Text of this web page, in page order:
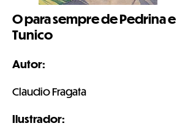
O para sempre de Pedrina e
Tunico
Autor:
Claudio Fragata
Ilustrador: